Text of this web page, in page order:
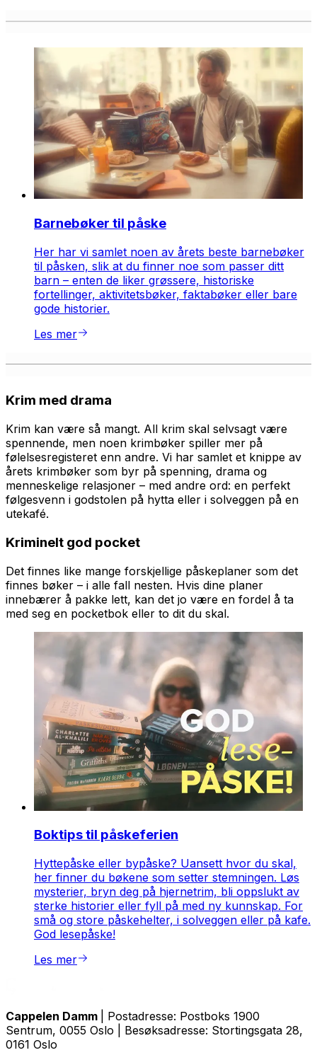
Barnebøker til påske
Her har vi samlet noen av årets beste barnebøker
til påsken, slik at du finner noe som passer ditt
barn – enten de liker grøssere, historiske
fortellinger, aktivitetsbøker, faktabøker eller bare
gode historier.
Les mer
Krim med drama
Krim kan være så mangt. All krim skal selvsagt være
spennende, men noen krimbøker spiller mer på
følelsesregisteret enn andre. Vi har samlet et knippe av
årets krimbøker som byr på spenning, drama og
menneskelige relasjoner – med andre ord: en perfekt
følgesvenn i godstolen på hytta eller i solveggen på en
utekafé.
Kriminelt god pocket
Det finnes like mange forskjellige påskeplaner som det
finnes bøker – i alle fall nesten. Hvis dine planer
innebærer å pakke lett, kan det jo være en fordel å ta
med seg en pocketbok eller to dit du skal.
Boktips til påskeferien
Hyttepåske eller bypåske? Uansett hvor du skal,
her finner du bøkene som setter stemningen. Løs
mysterier, bryn deg på hjernetrim, bli oppslukt av
sterke historier eller fyll på med ny kunnskap. For
små og store påskehelter, i solveggen eller på kafe.
God lesepåske!
Les mer
Cappelen Damm
| Postadresse: Postboks 1900
Sentrum, 0055 Oslo | Besøksadresse: Stortingsgata 28,
0161 Oslo